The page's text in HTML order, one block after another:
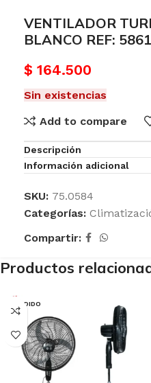
VENTILADOR
BLANCO REF:
$ 164.500
Sin existencias
Add to compare
Descripción
Información adicional
SKU: 75.0584
Categorías:
Compartir:
Productos
VENDIDO